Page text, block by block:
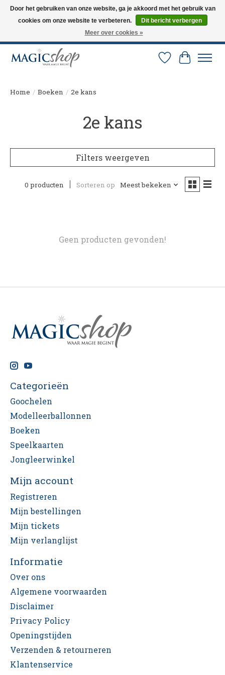
Altijd de nieuwste trucs op voorraad. Snelle verzending via PostNL en DHL.
Langskomen in onze winkel? Bel of mail om een afspraak te maken. 0251-
Verlanglijst
Home / Boeken / 2e kans
2e kans
Filters weergeven
0 producten Sorteren op Meest bekeken
Geen producten gevonden!
Categorieën
Goochelen
Modelleerballonnen
Boeken
Speelkaarten
Jongleerwinkel
Mijn account
Registreren
Mijn bestellingen
Mijn tickets
Mijn verlanglijst
Informatie
Over ons
Algemene voorwaarden
Disclaimer
Privacy Policy
Openingstijden
Verzenden & retourneren
Klantenservice
Door het gebruiken van onze website, ga je akkoord met het gebruik van
cookies om onze website te verbeteren.
Dit bericht verbergen
Meer over cookies »